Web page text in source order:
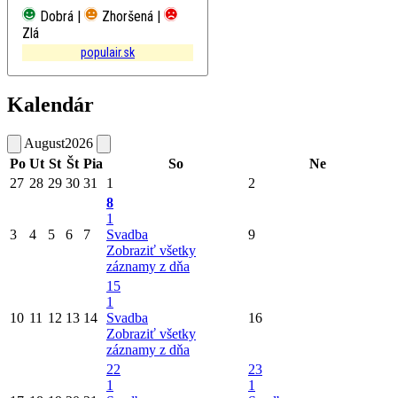
Dobrá |
Zhoršená |
Zlá
populair.sk
Kalendár
August2026
Po Ut St Št Pia So
Ne
27 28 29 30 31 1 2
3 4 5 6 7
8
1
Svadba
Zobraziť všetky
záznamy z dňa
9
10 11 12 13 14
15
1
Svadba
Zobraziť všetky
záznamy z dňa
16
22
1
23
1